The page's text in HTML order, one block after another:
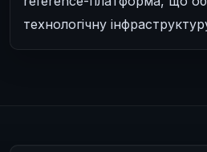
технологічну